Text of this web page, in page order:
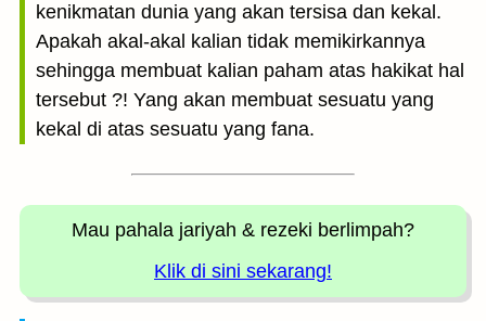
kenikmatan dunia yang akan tersisa dan kekal.
Apakah akal-akal kalian tidak memikirkannya
sehingga membuat kalian paham atas hakikat hal
tersebut ?! Yang akan membuat sesuatu yang
kekal di atas sesuatu yang fana.
Mau pahala jariyah & rezeki berlimpah?
Klik di sini sekarang!